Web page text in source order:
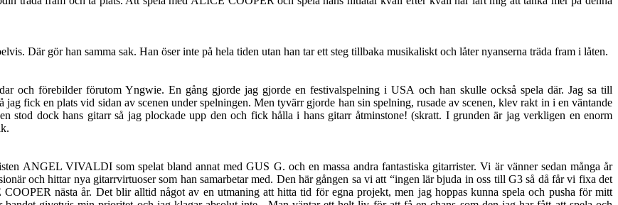
Där gör han samma sak. Han öser inte på hela tiden utan han tar ett steg tillbaka musikaliskt och låter nyanserna träda fram i låten.
och förebilder förutom Yngwie. En gång gjorde jag gjorde en festivalspelning i USA och han skulle också spela där. Jag sa till
fick en plats vid sidan av scenen under spelningen. Men tyvärr gjorde han sin spelning, rusade av scenen, klev rakt in i en väntande
stod dock hans gitarr så jag plockade upp den och fick hålla i hans gitarr åtminstone! (skratt. I grunden är jag verkligen en enorm
ANGEL VIVALDI som spelat bland annat med GUS G. och en massa andra fantastiska gitarrister. Vi är vänner sedan många år
och hittar nya gitarrvirtuoser som han samarbetar med. Den här gången sa vi att “ingen lär bjuda in oss till G3 så då får vi fixa det
nästa år. Det blir alltid något av en utmaning att hitta tid för egna projekt, men jag hoppas kunna spela och pusha för mitt